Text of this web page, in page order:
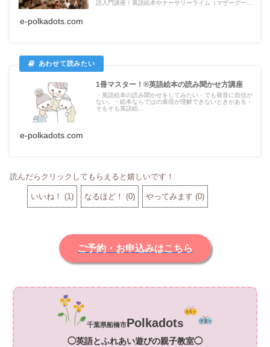
語入門講座！英語絵本やナーサリーライム（マザーグー
e-polkadots.com
1冊マスター！®英語絵本の読み聞かせ方講座
・英語絵本の読み聞かせをしてみたい・でも発音に自信が
ない。・絵本ならではの表現が理解できないときがある・
そもそも英語絵...
e-polkadots.com
読んだらクリックしてもらえると嬉しいです！
いいね！ (1) なるほど！ (0) やってみます (0)
ご予約・お申込みはこちら
千葉県船橋市Polkadots
◯英語とふれあい遊びの親子教室◯